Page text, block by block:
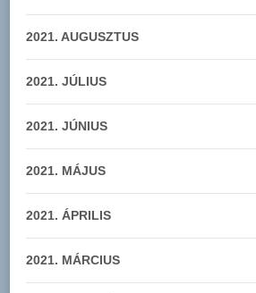
2021. AUGUSZTUS
2021. JÚLIUS
2021. JÚNIUS
2021. MÁJUS
2021. ÁPRILIS
2021. MÁRCIUS